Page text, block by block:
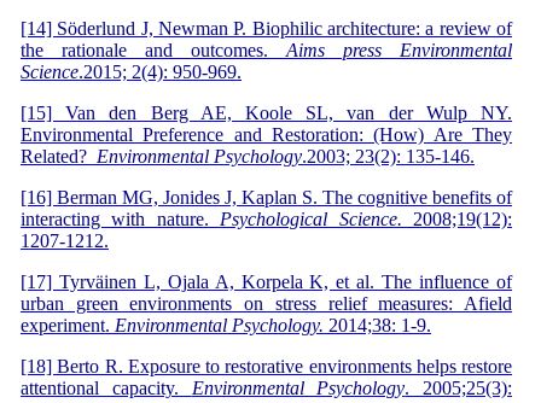
[14] Söderlund J, Newman P. Biophilic architecture: a review of
the rationale and outcomes. Aims press Environmental
Science.2015; 2(4): 950-969.
[15] Van den Berg AE, Koole SL, van der Wulp NY.
Environmental Preference and Restoration: (How) Are They
Related? Environmental Psychology.2003; 23(2): 135-146.
[16] Berman MG, Jonides J, Kaplan S. The cognitive benefits of
interacting with nature. Psychological Science. 2008;19(12):
1207-1212.
[17] Tyrväinen L, Ojala A, Korpela K, et al. The influence of
urban green environments on stress relief measures: Afield
experiment. Environmental Psychology. 2014;38: 1-9.
[18] Berto R. Exposure to restorative environments helps restore
attentional capacity. Environmental Psychology. 2005;25(3):